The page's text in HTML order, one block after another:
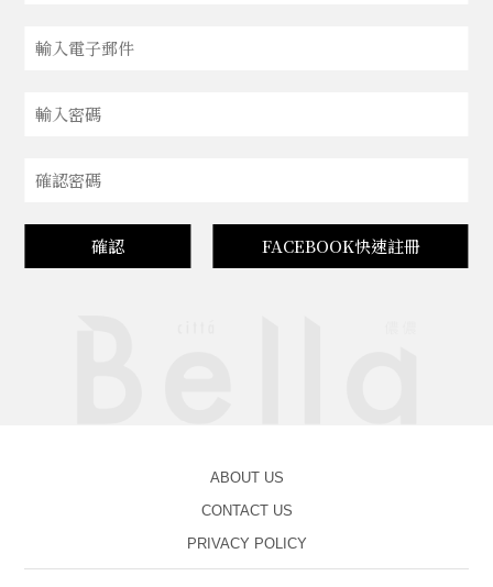
確認 FACEBOOK快速註冊
ABOUT US
CONTACT US
PRIVACY POLICY